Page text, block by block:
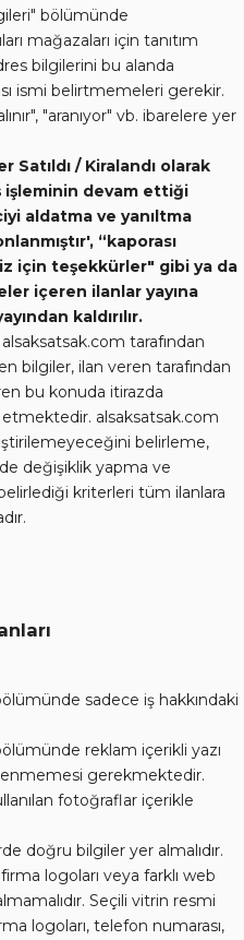
bölümünde
mağazaları için tanıtım
bilgilerini bu alanda
ismi belirtmemeleri gerekir.
"aranıyor" vb. ibarelere yer
Satıldı / Kiralandı olarak
işleminin devam ettiği
aldatma ve yanıltma
“kaporası
için teşekkürler" gibi ya da
içeren ilanlar yayına
kaldırılır.
tarafından
bilgiler, ilan veren tarafından
bu konuda itirazda
alsaksatsak.com
belirleme,
değişiklik yapma ve
kriterleri tüm ilanlara
sadece iş hakkındaki
reklam içerikli yazı
gerekmektedir.
fotoğraflar içerikle
doğru bilgiler yer almalıdır.
logoları veya farklı web
Seçili vitrin resmi
logoları, telefon numarası,